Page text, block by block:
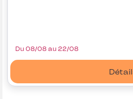
Du 08/08 au 22/08